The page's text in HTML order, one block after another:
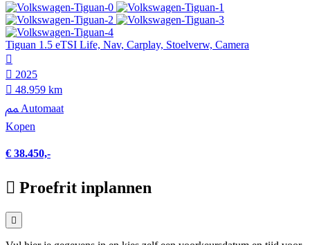
Tiguan 1.5 eTSI Life, Nav, Carplay, Stoelverw, Camera
2025
48.959 km
Automaat
Kopen
€ 38.450,-
Proefrit inplannen